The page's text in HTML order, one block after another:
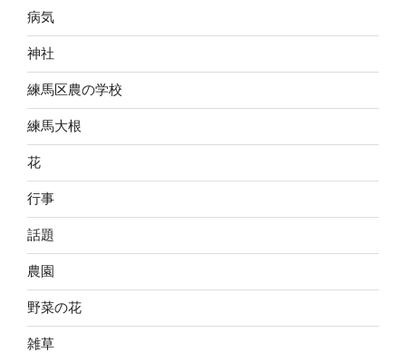
病気
神社
練馬区農の学校
練馬大根
花
行事
話題
農園
野菜の花
雑草